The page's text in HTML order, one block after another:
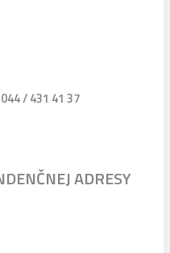
/ 431 41 37
ADRESY